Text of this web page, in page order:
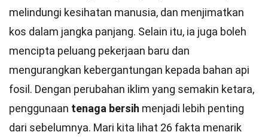
melindungi kesihatan manusia, dan menjimatkan
kos dalam jangka panjang. Selain itu, ia juga boleh
mencipta peluang pekerjaan baru dan
mengurangkan kebergantungan kepada bahan api
fosil. Dengan perubahan iklim yang semakin ketara,
penggunaan tenaga bersih menjadi lebih penting
dari sebelumnya. Mari kita lihat 26 fakta menarik